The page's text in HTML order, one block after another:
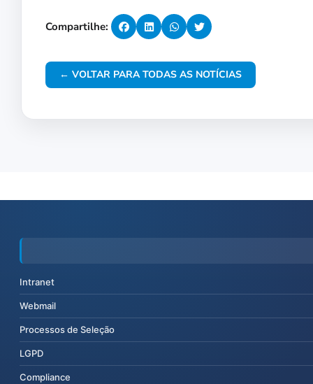
Compartilhe:
← VOLTAR PARA TODAS AS NOTÍCIAS
Intranet
Webmail
Processos de Seleção
LGPD
Compliance